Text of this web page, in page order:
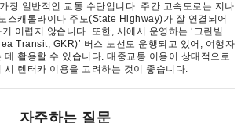
장 일반적인 교통 수단입니다. 주간 고속도로는 지나
스캐롤라이나 주도(State Highway)가 잘 연결되어
어렵지 않습니다. 또한, 시에서 운영하는 ‘그린빌
Transit, GKR)’ 버스 노선도 운행되고 있어, 여행자
데 활용할 수 있습니다. 대중교통 이용이 상대적으로
시 렌터카 이용을 고려하는 것이 좋습니다.
자주하는 질문